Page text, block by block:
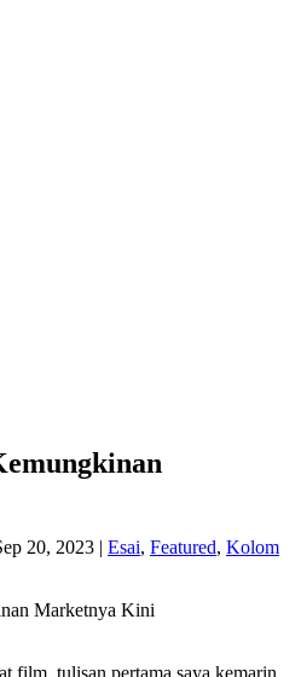
20, 2023 | Esai, Featured, Kolom
tulisan pertama saya kemarin